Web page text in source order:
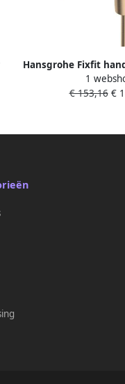
Hansgrohe Fixfit
incl.aansluitbocht
1
€ 153,16€